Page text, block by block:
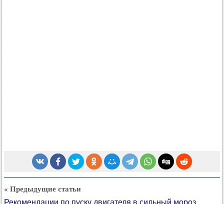
« Предыдущие статьи
Рекомендации по пуску двигателя в сильный мороз